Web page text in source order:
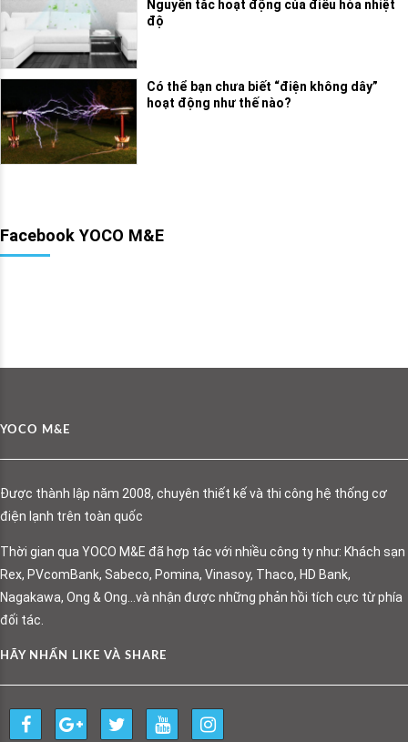
Nguyên tắc hoạt động của điều hòa nhiệt
độ
Có thể bạn chưa biết “điện không dây”
hoạt động như thế nào?
Facebook YOCO M&E
YOCO M&E
Được thành lập năm 2008, chuyên thiết kế và thi công hệ thống cơ
điện lạnh trên toàn quốc
Thời gian qua YOCO M&E đã hợp tác với nhiều công ty như: Khách sạn
Rex, PVcomBank, Sabeco, Pomina, Vinasoy, Thaco, HD Bank,
Nagakawa, Ong & Ong…và nhận được những phản hồi tích cực từ phía
đối tác.
HÃY NHẤN LIKE VÀ SHARE